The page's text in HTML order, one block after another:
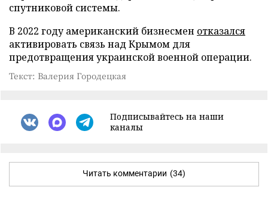
спутниковой системы.
В 2022 году американский бизнесмен отказался
активировать связь над Крымом для
предотвращения украинской военной операции.
Текст: Валерия Городецкая
Подписывайтесь на наши
каналы
Читать комментарии (34)